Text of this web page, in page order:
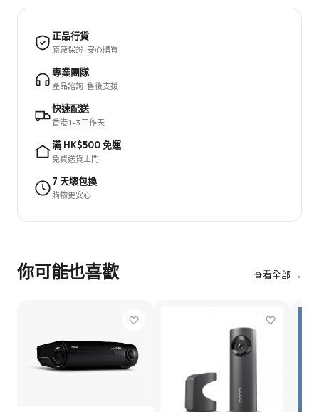
正品行貨
原廠保證 · 安心購買
專業團隊
產品諮詢 · 售後支援
快速配送
香港 1–3 工作天
滿 HK$500 免運
免費送貨上門
7 天壞包換
購物更安心
你可能也喜歡 查看全部 →